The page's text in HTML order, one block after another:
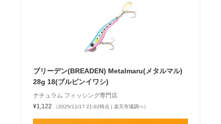
ブリーデン(BREADEN) Metalmaru(メタルマル)
28g 18(ブルピンイワシ)
ナチュラム フィッシング専門店
¥1,122
（2025/11/17 21:02時点 | 楽天市場調べ）